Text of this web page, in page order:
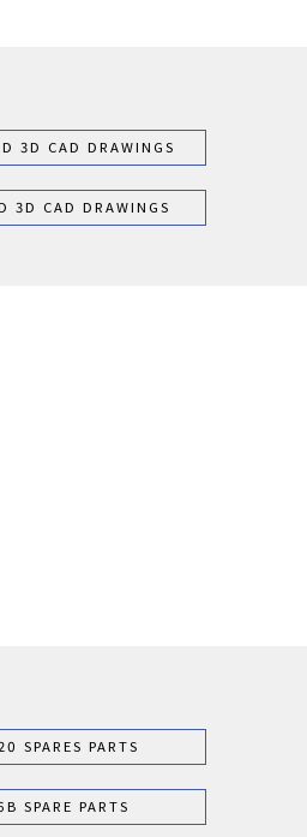
3D CAD DRAWINGS
3D CAD DRAWINGS
SPARES PARTS
SPARE PARTS